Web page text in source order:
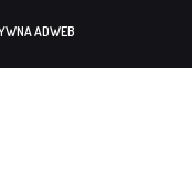
ADWEB